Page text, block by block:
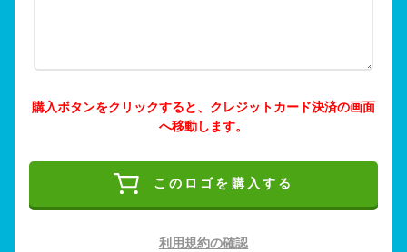
購入ボタンをクリックすると、クレジットカード決済の画面
へ移動します。
このロゴを購入する
利用規約の確認